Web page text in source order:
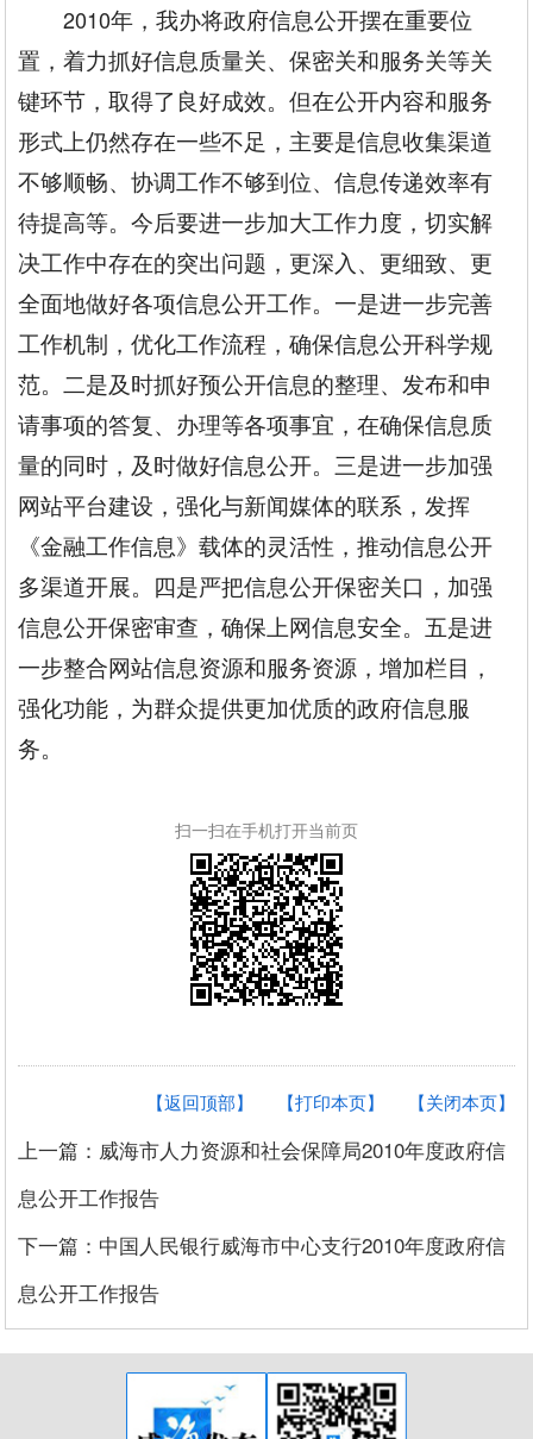
2010年，我办将政府信息公开摆在重要位
置，着力抓好信息质量关、保密关和服务关等关
键环节，取得了良好成效。但在公开内容和服务
形式上仍然存在一些不足，主要是信息收集渠道
不够顺畅、协调工作不够到位、信息传递效率有
待提高等。今后要进一步加大工作力度，切实解
决工作中存在的突出问题，更深入、更细致、更
全面地做好各项信息公开工作。一是进一步完善
工作机制，优化工作流程，确保信息公开科学规
范。二是及时抓好预公开信息的整理、发布和申
请事项的答复、办理等各项事宜，在确保信息质
量的同时，及时做好信息公开。三是进一步加强
网站平台建设，强化与新闻媒体的联系，发挥
《金融工作信息》载体的灵活性，推动信息公开
多渠道开展。四是严把信息公开保密关口，加强
信息公开保密审查，确保上网信息安全。五是进
一步整合网站信息资源和服务资源，增加栏目，
强化功能，为群众提供更加优质的政府信息服
务。
扫一扫在手机打开当前页
【关闭本页】
【打印本页】
【返回顶部】
上一篇：威海市人力资源和社会保障局2010年度政府信
息公开工作报告
下一篇：中国人民银行威海市中心支行2010年度政府信
息公开工作报告